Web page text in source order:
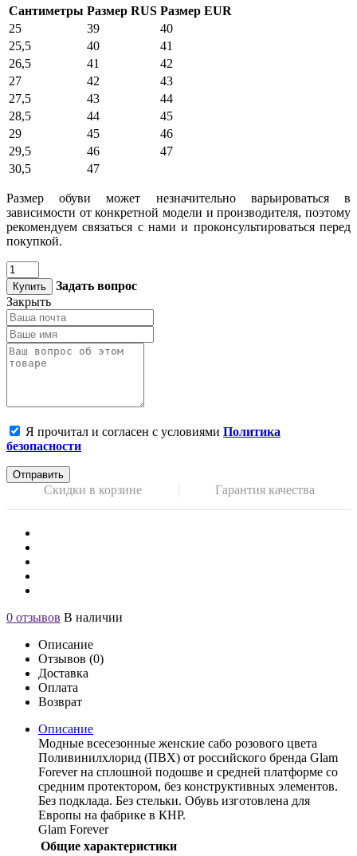
Сантиметры Размер RUS Размер EUR
25
39
40
25,5
40
41
26,5
41
42
27
42
43
27,5
43
44
28,5
44
45
29
45
46
29,5
46
47
30,5
47
Размер обуви может незначительно варьироваться в
зависимости от конкретной модели и производителя, поэтому
рекомендуем связаться с нами и проконсультироваться перед
покупкой.
Купить
Задать вопрос
Закрыть
Я прочитал и согласен с условиями Политика
безопасности
Отправить
Скидки в корзине Гарантия качества
0 отзывов В наличии
Описание
Отзывов (0)
Доставка
Оплата
Возврат
Описание
Модные всесезонные женские сабо розового цвета
Поливинилхлорид (ПВХ) от российского бренда Glam
Forever на сплошной подошве и средней платформе со
средним протектором, без конструктивных элементов.
Без подклада. Без стельки. Обувь изготовлена для
Европы на фабрике в КНР.
Glam Forever
Общие характеристики